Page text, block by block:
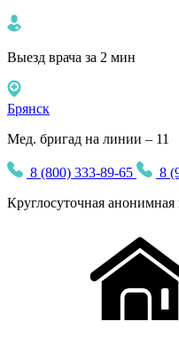
Выезд врача за 2 мин
Брянск
Мед. бригад на линии – 11
8 (800) 333-89-65
8
Круглосуточная анонимная